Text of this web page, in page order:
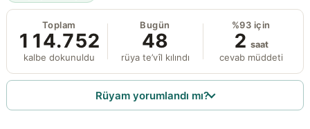
Toplam
114.752
kalbe dokunuldu
Bugün
48
rüya te’vîl kılındı
%93 için
2 saat
cevab müddeti
Rüyam yorumlandı mı?